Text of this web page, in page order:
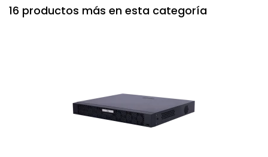
16 productos más en esta categoría